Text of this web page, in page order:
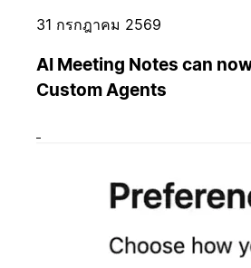
31 กรกฎาคม 2569
AI Meeting Notes can
Custom Agents